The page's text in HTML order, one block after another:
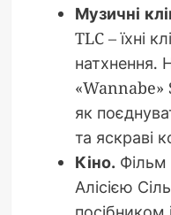
Музичні
TLC – їхні
натхнення.
«Wannabe»
як
та яскраві
Кіно. Фільм
Алісією